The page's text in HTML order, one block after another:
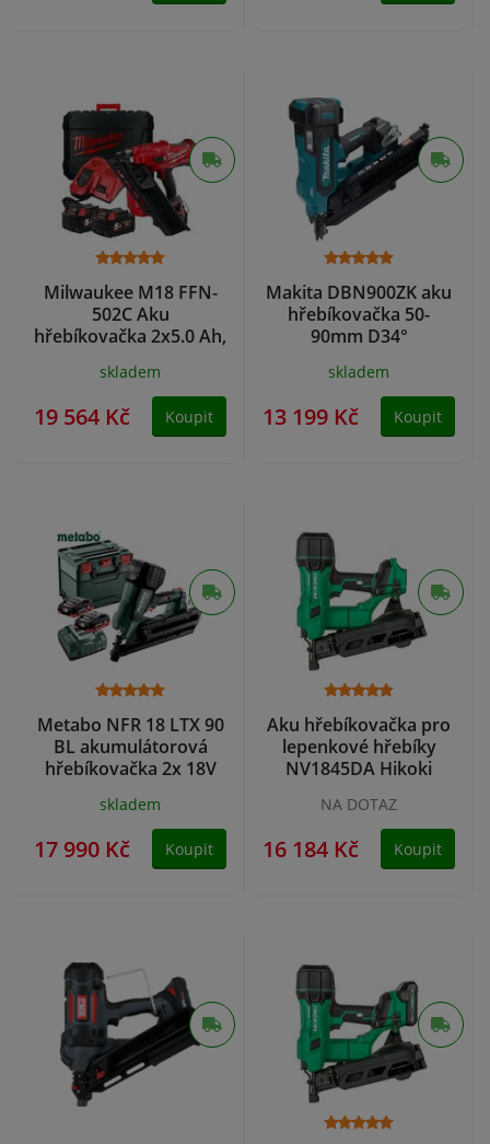
Milwaukee M18 FFN-
502C Aku
hřebíkovačka 2x5.0 Ah,
skladem
19 564 Kč Koupit
Makita DBN900ZK aku
hřebíkovačka 50-
90mm D34°
skladem
13 199 Kč Koupit
Metabo NFR 18 LTX 90
BL akumulátorová
hřebíkovačka 2x 18V
skladem
17 990 Kč Koupit
Aku hřebíkovačka pro
lepenkové hřebíky
NV1845DA Hikoki
NA DOTAZ
16 184 Kč Koupit